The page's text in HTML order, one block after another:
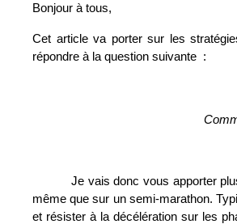
Bonjour à tous,
Cet article va porter sur les
répondre à la question suivante  :
Je vais donc vous apporter
même que sur un semi-marathon.
et résister à la décélération sur les